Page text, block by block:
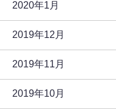
2020年1月
2019年12月
2019年11月
2019年10月